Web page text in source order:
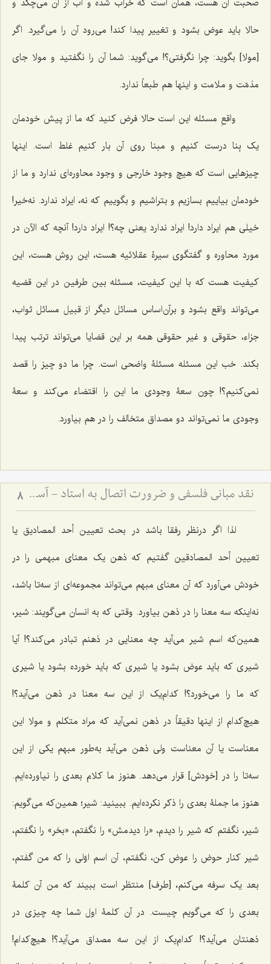
صحبت آن هست، همان است که خراب شده و آب از آن مى‌چکد و
حالا باید عوض بشود و تغییر پیدا کند! می‌رود آن را مى‌گیرد. اگر
[مولا] بگوید: چرا نگرفتى؟! مى‌گوید: شما آن را نگفتید و مولا جاى
مذمّت و ملامت و اینها هم طبعاً ندارد.
واقعِ مسئله این است حالا فرض کنید که ما از پیش خودمان
یک بِنا درست کنیم و مبنا روی آن بار کنیم غلط است. اینها
چیزهایى است که هیچ وجود خارجى و وجود محاوره‌اى ندارد و ما از
خودمان بیاییم بسازیم و بتراشیم و بگوییم که نه، ایراد ندارد. نه‌خیر!
خیلى هم ایراد دارد! ایراد ندارد یعنى چه؟! ایراد دارد! آنچه که الآن در
مورد محاوره و گفتگوى سیرۀ عقلائیه هست، این روش هست، این
کیفیت هست که با این کیفیت، مسئله بین طرفین در این قضیه
مى‌تواند واقع بشود و برآن‌اساس مسائل دیگر از قبیل مسائل ثواب،
جزاء، حقوقى و غیر حقوقى همه بر این قضایا مى‌تواند ترتب پیدا
بکند. خب این مسئله مسئلۀ واضحى است. چرا ما دو چیز را قصد
نمى‌کنیم؟! چون سعۀ وجودى ما این را اقتضاء مى‌کند و سعۀ
وجودى ما نمى‌تواند دو مصداق متخالف را در هم بیاورد.
نقد مبانی فلسفی و ضرورت اتصال به استاد - آسیب‌شناسی دروس خشک و لزوم پیوند علم با عمل 8
لذا اگر درنظر رفقا باشد در بحث تعیین أحد المصادیق یا
تعیین أحد المصادقین گفتیم که ذهن یک معناى مبهمى را در
خودش مى‌آورد که آن معناى مبهم مى‌تواند مجموعه‌اى از سه‌تا باشد،
نه‌اینکه سه معنا را در ذهن بیاورد. وقتى که به انسان مى‌گویند: شیر،
همین‌که اسم شیر مى‌آید چه معنایى در ذهنم تبادر مى‌کند؟! آیا
شیرى که باید عوض بشود یا شیرى که باید خورده بشود یا شیرى
که ما را مى‌خورد؟! کدام‌یک از این سه معنا در ذهن مى‌آید؟!
هیچ‌کدام از اینها دقیقاً در ذهن نمى‌آید که مراد متکلم و مولا این
معناست یا آن معناست ولى ذهن مى‌آید به‌طور مبهم یکى از این
سه‌تا را در [خودش] قرار مى‌دهد. هنوز ما کلام بعدى را نیاورده‌ایم.
هنوز ما جملۀ بعدى را ذکر نکرده‌ایم. ببینید: شیر؛ همین‌که مى‌گویم:
شیر، نگفتم که شیر را دیدم، «را دیدمش» را نگفتم، «بخر» را نگفتم،
شیر کنار حوض را عوض کن، نگفتم، آن اسم اوّلى را که من گفتم،
بعد یک سرفه مى‌کنم، [طرف] منتظر است ببیند که من آن کلمۀ
بعدى را که مى‌گویم چیست. در آن کلمۀ اول شما چه چیزى در
ذهنتان مى‌آید؟! کدام‌یک از این سه مصداق می‌آید؟! هیچ‌کدام!